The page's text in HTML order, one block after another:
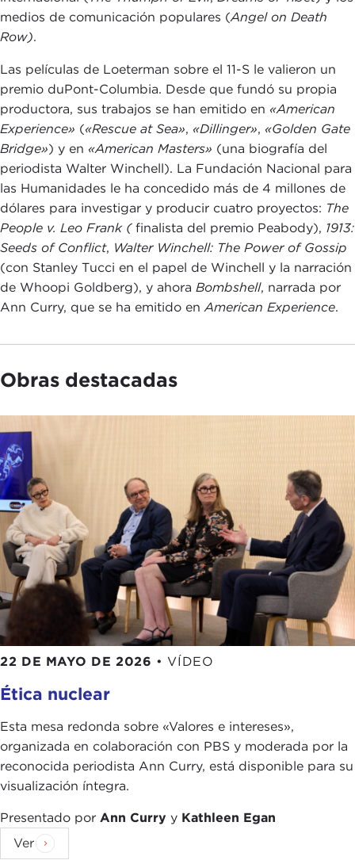
medios de comunicación populares (Angel on Death
Row).
Las películas de Loeterman sobre el 11-S le valieron un
premio duPont-Columbia. Desde que fundó su propia
productora, sus trabajos se han emitido en «American
Experience» («Rescue at Sea», «Dillinger», «Golden Gate
Bridge») y en «American Masters» (una biografía del
periodista Walter Winchell). La Fundación Nacional para
las Humanidades le ha concedido más de 4 millones de
dólares para investigar y producir cuatro proyectos: The
People v. Leo Frank ( finalista del premio Peabody), 1913:
Seeds of Conflict, Walter Winchell: The Power of Gossip
(con Stanley Tucci en el papel de Winchell y la narración
de Whoopi Goldberg), y ahora Bombshell, narrada por
Ann Curry, que se ha emitido enAmerican Experience.
Obras destacadas
22 DE MAYO DE 2026 • VÍDEO
Ética nuclear
Esta mesa redonda sobre «Valores e intereses»,
organizada en colaboración con PBS y moderada por la
reconocida periodista Ann Curry, está disponible para su
visualización íntegra.
Presentado por Ann Curry y Kathleen Egan
Ver